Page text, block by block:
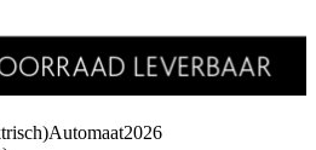
Automaat2026